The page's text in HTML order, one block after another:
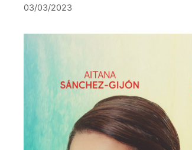
03/03/2023